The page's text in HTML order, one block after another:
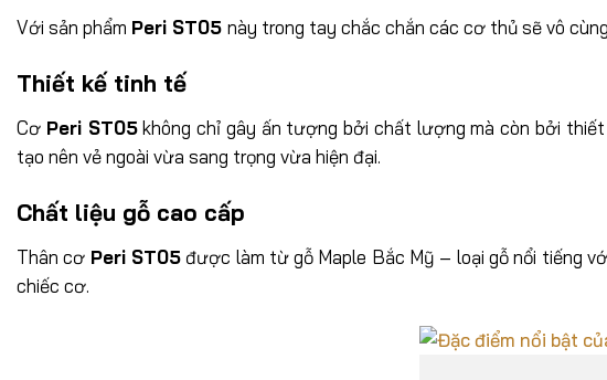
Với sản phẩm Peri ST05 này trong tay chắc chắn các cơ thủ sẽ vô
Thiết kế tinh tế
Cơ Peri ST05không chỉ gây ấn tượng bởi chất lượng mà còn bởi
tạo nên vẻ ngoài vừa sang trọng vừa hiện đại.
Chất liệu gỗ cao cấp
Thân cơ Peri ST05được làm từ gỗ Maple Bắc Mỹ – loại gỗ nổi tiếng
chiếc cơ.